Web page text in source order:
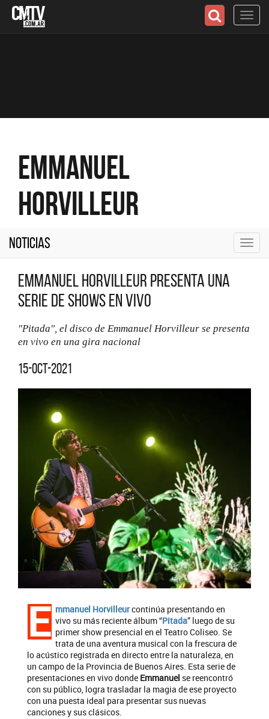
Emmanuel
Horvilleur
Noticias
Emmanuel Horvilleur presenta una
serie de shows en vivo
"Pitada", el disco de Emmanuel Horvilleur se presenta
en vivo en una gira nacional
15-oct-2021
E mmanuel Horvilleurcontinúa presentando en
vivo su más reciente álbum “Pitada” luego de su
primer show presencial en el Teatro Coliseo. Se
trata de una aventura musical con la frescura de
lo acústico registrada en directo entre la naturaleza, en
un campo de la Provincia de Buenos Aires. Esta serie de
presentaciones en vivo donde Emmanuel se reencontró
con su público, logra trasladar la magia de ese proyecto
con una puesta ideal para presentar sus nuevas
canciones y sus clásicos.